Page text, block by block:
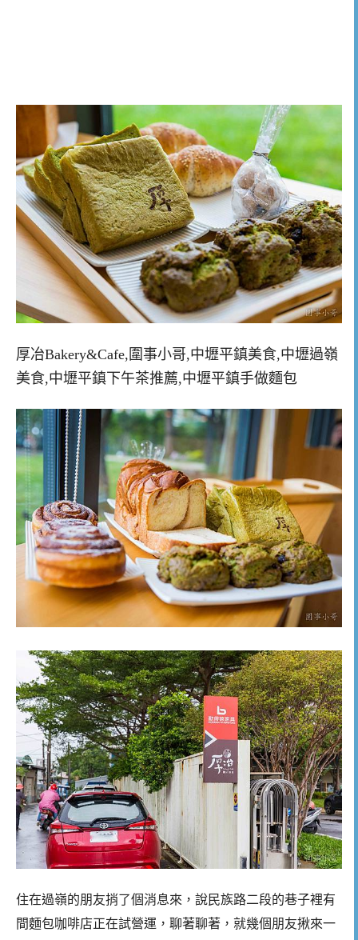
厚冶Bakery&Cafe,圍事小哥,中壢平鎮美食,中壢過嶺
美食,中壢平鎮下午茶推薦,中壢平鎮手做麵包
住在過嶺的朋友捎了個消息來，說民族路二段的巷子裡有
間麵包咖啡店正在試營運，聊著聊著，就幾個朋友揪來一